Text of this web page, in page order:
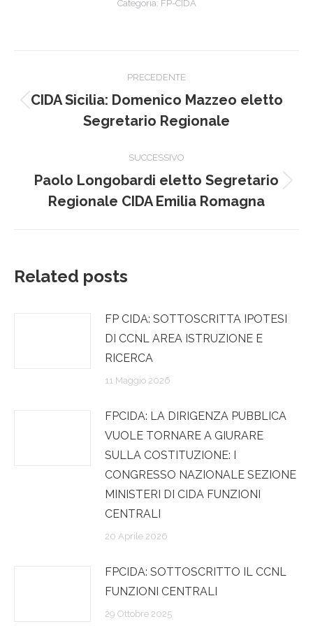
Categoria: FP-CIDA
tra
PRECEDENTE
Post
precedente:
CIDA Sicilia: Domenico Mazzeo eletto
Segretario Regionale
SUCCESSIVO
Prossimo
post:
Paolo Longobardi eletto Segretario
Regionale CIDA Emilia Romagna
Related posts
FP CIDA: SOTTOSCRITTA IPOTESI
DI CCNL AREA ISTRUZIONE E
RICERCA
11 Maggio 2026
FPCIDA: LA DIRIGENZA PUBBLICA
VUOLE TORNARE A GIURARE
SULLA COSTITUZIONE: I
CONGRESSO NAZIONALE SEZIONE
MINISTERI DI CIDA FUNZIONI
CENTRALI
20 Aprile 2026
FPCIDA: SOTTOSCRITTO IL CCNL
FUNZIONI CENTRALI
29 Ottobre 2025